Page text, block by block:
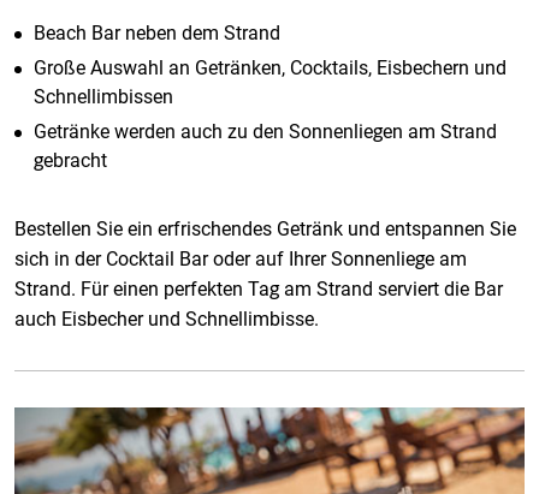
Beach Bar neben dem Strand
Große Auswahl an Getränken, Cocktails, Eisbechern und
Schnellimbissen
Getränke werden auch zu den Sonnenliegen am Strand
gebracht
Bestellen Sie ein erfrischendes Getränk und entspannen Sie
sich in der Cocktail Bar oder auf Ihrer Sonnenliege am
Strand. Für einen perfekten Tag am Strand serviert die Bar
auch Eisbecher und Schnellimbisse.